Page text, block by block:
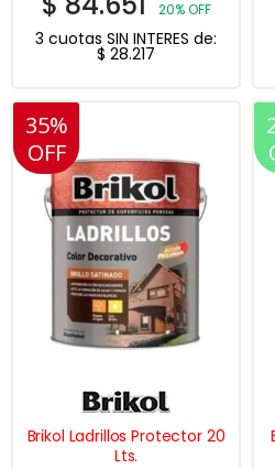
20% OFF
3 cuotas SIN INTERES de:
$ 28.217
35%
OFF
20%
OFF
Brikol Ladrillos Protector 20
Lts.